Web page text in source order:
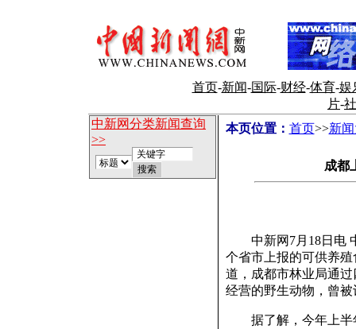
首页-新闻-国际-财经-体育-娱
片-
中新网分类新闻查询
>>
本页位置： 首页>>新
成都
中新网7月18日电 中
个省市上报的可供养
道，成都市林业局通
经营的野生动物，曾
据了解，今年上半